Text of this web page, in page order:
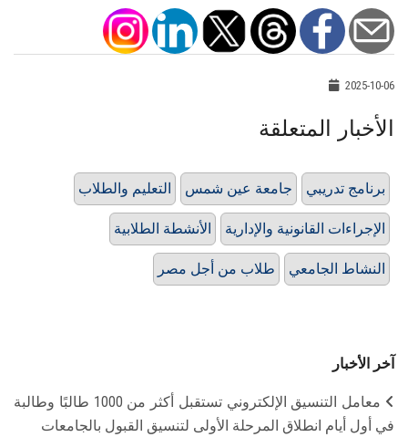
2025-10-06
الأخبار المتعلقة
التعليم والطلاب جامعة عين شمس برنامج تدريبي
الأنشطة الطلابية الإجراءات القانونية والإدارية
طلاب من أجل مصر النشاط الجامعي
آخر الأخبار
معامل التنسيق الإلكتروني تستقبل أكثر من 1000 طالبًا وطالبة
في أول أيام انطلاق المرحلة الأولى لتنسيق القبول بالجامعات